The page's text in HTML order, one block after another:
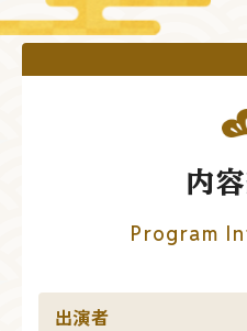
内
Program
出演者